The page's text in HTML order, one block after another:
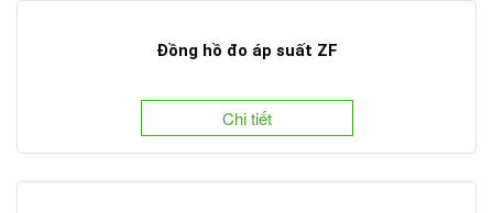
Đồng hồ đo áp suất ZF
Chi tiết